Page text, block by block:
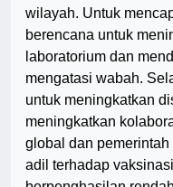
wilayah. Untuk
berencana untuk
laboratorium dan
mengatasi wabah.
untuk meningkatkan
meningkatkan
global dan
adil terhadap